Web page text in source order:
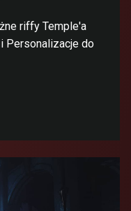
riffy Temple'a
Personalizacje do